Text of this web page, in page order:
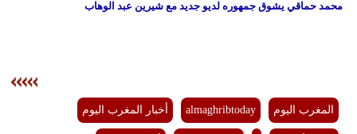
محمد حماقي يشوق جمهوره لديو جديد مع شيرين عبد الوهاب
المغرب اليوم almaghribtoday أخبار المغرب اليوم